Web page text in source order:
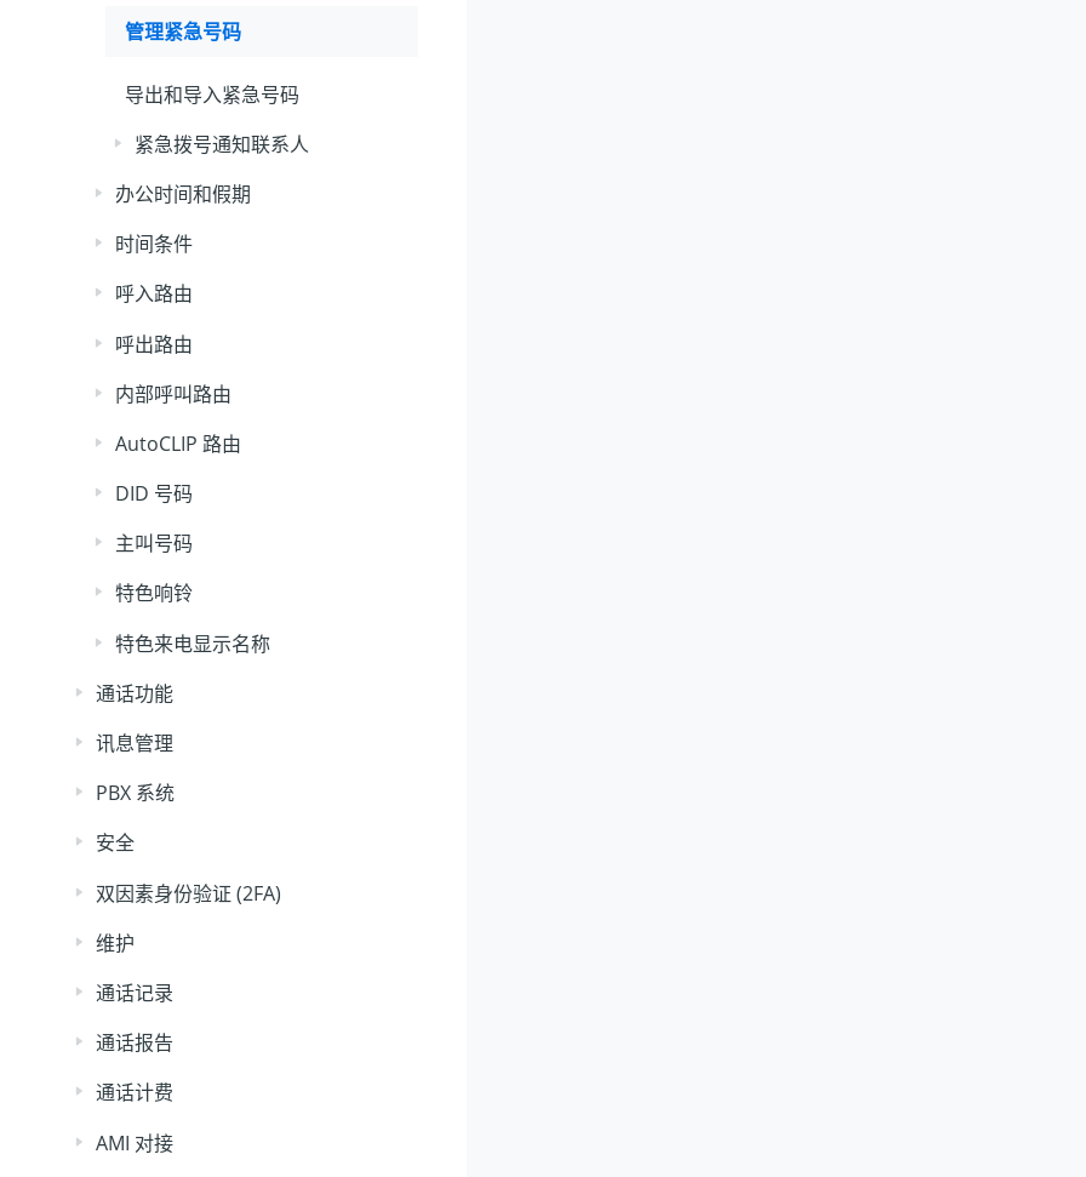
管理紧急号码
导出和导入紧急号码
紧急拨号通知联系人
办公时间和假期
时间条件
呼入路由
呼出路由
内部呼叫路由
AutoCLIP 路由
DID 号码
主叫号码
特色响铃
特色来电显示名称
通话功能
讯息管理
PBX 系统
安全
双因素身份验证 (2FA)
维护
通话记录
通话报告
通话计费
AMI 对接